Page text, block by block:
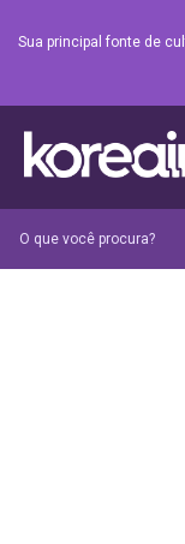
Sua principal fonte de